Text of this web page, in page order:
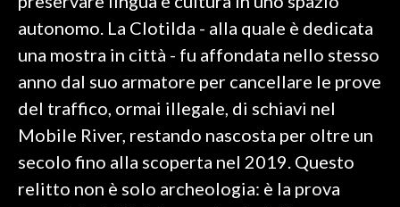
autonomo. La Clotilda - alla quale è dedicata
una mostra in città - fu affondata nello stesso
anno dal suo armatore per cancellare le prove
del traffico, ormai illegale, di schiavi nel
Mobile River, restando nascosta per oltre un
secolo fino alla scoperta nel 2019. Questo
relitto non è solo archeologia: è la prova